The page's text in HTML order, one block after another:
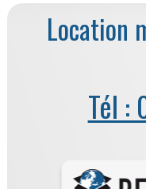
Location
Tél :